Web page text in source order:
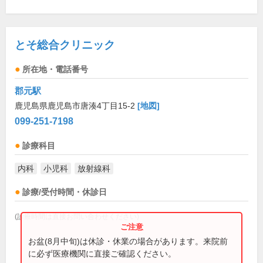
とそ総合クリニック
所在地・電話番号
郡元駅
鹿児島県鹿児島市唐湊4丁目15-2 [地図]
099-251-7198
診療科目
内科 小児科 放射線科
診療/受付時間・休診日
(診療時間は直接お問い合わせください)
お盆(8月中旬)は休診・休業の場合があります。来院前
に必ず医療機関に直接ご確認ください。